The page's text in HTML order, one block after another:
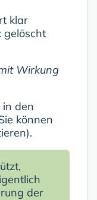
klar
gelöscht
Wirkung
den
können
der